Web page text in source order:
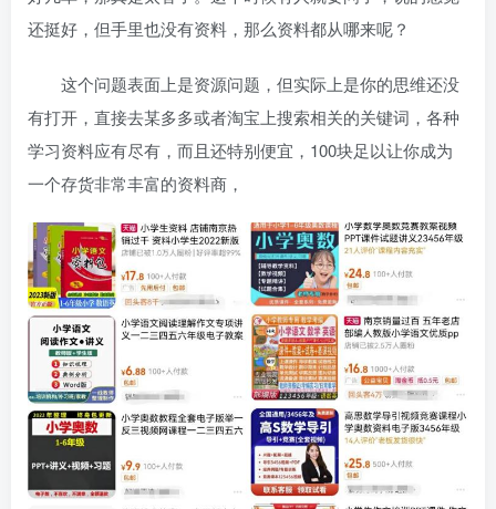
还挺好，但手里也没有资料，那么资料都从哪来呢？
这个问题表面上是资源问题，但实际上是你的思维还没
有打开，直接去某多多或者淘宝上搜索相关的关键词，各种
学习资料应有尽有，而且还特别便宜，100块足以让你成为
一个存货非常丰富的资料商，